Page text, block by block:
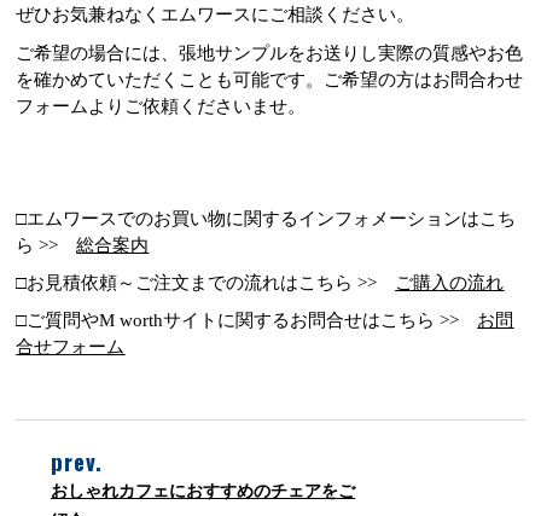
ぜひお気兼ねなくエムワースにご相談ください。
ご希望の場合には、張地サンプルをお送りし実際の質感やお色
を確かめていただくことも可能です。ご希望の方はお問合わせ
フォームよりご依頼くださいませ。
□エムワースでのお買い物に関するインフォメーションはこち
ら >>総合案内
□お見積依頼～ご注文までの流れはこちら >> ご購入の流れ
□ご質問やM worthサイトに関するお問合せはこちら >> お問
合せフォーム
prev.
おしゃれカフェにおすすめのチェアをご